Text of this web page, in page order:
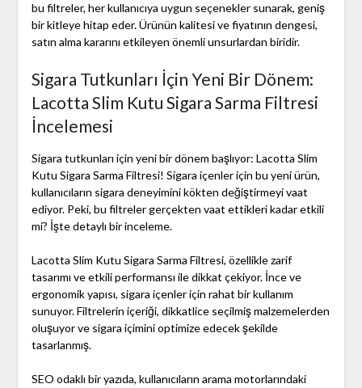
bu filtreler, her kullanıcıya uygun seçenekler sunarak, geniş
bir kitleye hitap eder. Ürünün kalitesi ve fiyatının dengesi,
satın alma kararını etkileyen önemli unsurlardan biridir.
Sigara Tutkunları İçin Yeni Bir Dönem:
Lacotta Slim Kutu Sigara Sarma Filtresi
İncelemesi
Sigara tutkunları için yeni bir dönem başlıyor: Lacotta Slim
Kutu Sigara Sarma Filtresi! Sigara içenler için bu yeni ürün,
kullanıcıların sigara deneyimini kökten değiştirmeyi vaat
ediyor. Peki, bu filtreler gerçekten vaat ettikleri kadar etkili
mi? İşte detaylı bir inceleme.
Lacotta Slim Kutu Sigara Sarma Filtresi, özellikle zarif
tasarımı ve etkili performansı ile dikkat çekiyor. İnce ve
ergonomik yapısı, sigara içenler için rahat bir kullanım
sunuyor. Filtrelerin içeriği, dikkatlice seçilmiş malzemelerden
oluşuyor ve sigara içimini optimize edecek şekilde
tasarlanmış.
SEO odaklı bir yazıda, kullanıcıların arama motorlarındaki